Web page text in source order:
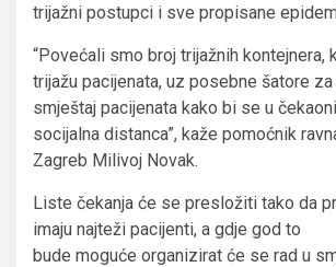
trijažni postupci i sve propisane
“Povećali smo broj trijažnih kontejnera,
trijažu pacijenata, uz posebne šatore
smještaj pacijenata kako bi se u
socijalna distanca”, kaže pomoćnik
Zagreb Milivoj Novak.
Liste čekanja će se presložiti tako da
imaju najteži pacijenti, a gdje god to
bude moguće organizirat će se rad u